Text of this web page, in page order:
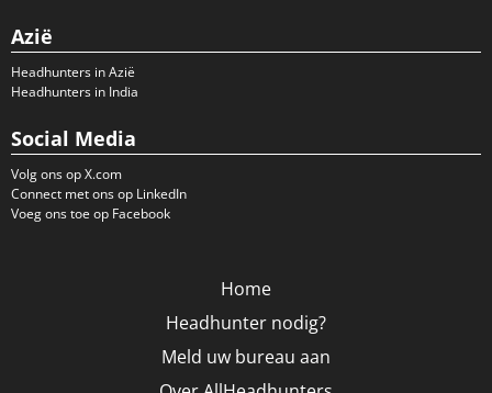
Azië
Headhunters in Azië
Headhunters in India
Social Media
Volg ons op X.com
Connect met ons op LinkedIn
Voeg ons toe op Facebook
Home
Headhunter nodig?
Meld uw bureau aan